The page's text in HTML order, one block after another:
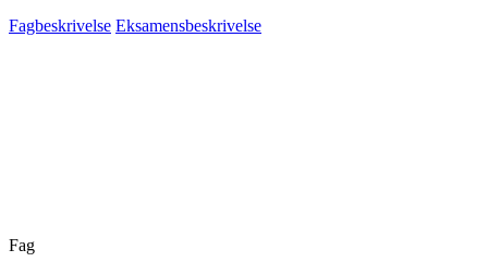
Fagbeskrivelse Eksamensbeskrivelse
Fag